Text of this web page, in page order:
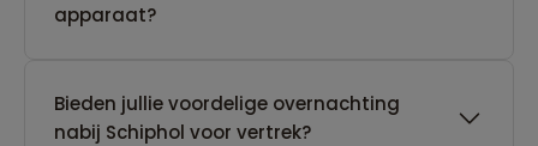
apparaat?
Bieden jullie voordelige overnachting
nabij Schiphol voor vertrek?